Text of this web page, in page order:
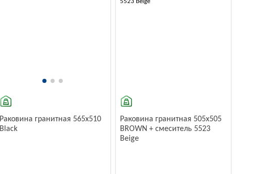
Раковина гранитная 565x510
Black
Раковина гранитная 505x505
BROWN + смеситель 5523
Beige